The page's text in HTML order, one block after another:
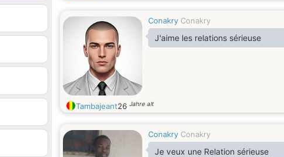
Conakry Conakry
J'aime les relations sérieuse
Tambajeant26 Jahre alt
Conakry Conakry
Je veux une Relation sérieuse